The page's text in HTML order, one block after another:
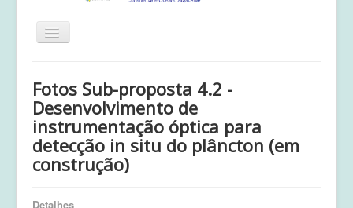
Alternar
Navegação
Publicações
Calendário
Equipe
Fotos Sub-proposta 4.2 -
Desenvolvimento de
instrumentação óptica para
detecção in situ do plâncton (em
construção)
Detalhes